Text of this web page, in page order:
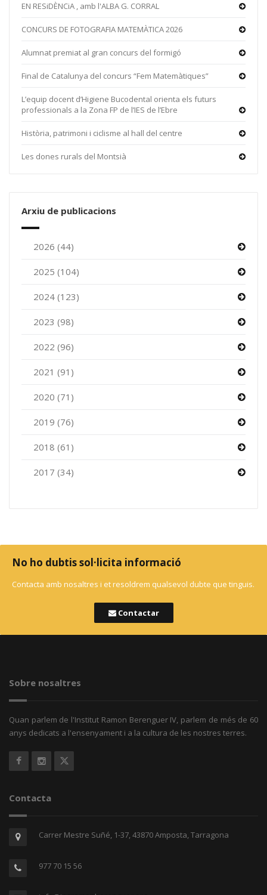
EN RESiDÈNCiA , amb l'ALBA G. CORRAL
CONCURS DE FOTOGRAFIA MATEMÀTICA 2026
Alumnat premiat al gran concurs del formigó
Final de Catalunya del concurs “Fem Matemàtiques”
L’equip docent d’Higiene Bucodental orienta els futurs
professionals a la Zona FP de l’IES de l’Ebre
Història, patrimoni i ciclisme al hall del centre
Les dones rurals del Montsià
Arxiu de publicacions
2026 (44)
2025 (104)
2024 (123)
2023 (98)
2022 (96)
2021 (91)
2020 (71)
2019 (76)
2018 (61)
2017 (34)
No ho dubtis sol·licita informació
Contacta amb nosaltres i et resoldrem qualsevol dubte que tinguis.
Contactar
Sobre nosaltres
Quan parlem de l'Institut Ramon Berenguer IV, parlem de més de 60
anys dedicats a l'ensenyament i a la cultura de les nostres terres.
Contacta
Carrer Mestre Suñé, 1-37, 43870 Amposta, Tarragona
977 70 15 56